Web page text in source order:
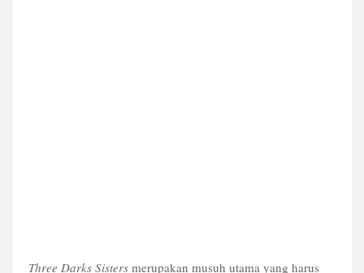
Three Darks Sisters merupakan musuh utama yang harus